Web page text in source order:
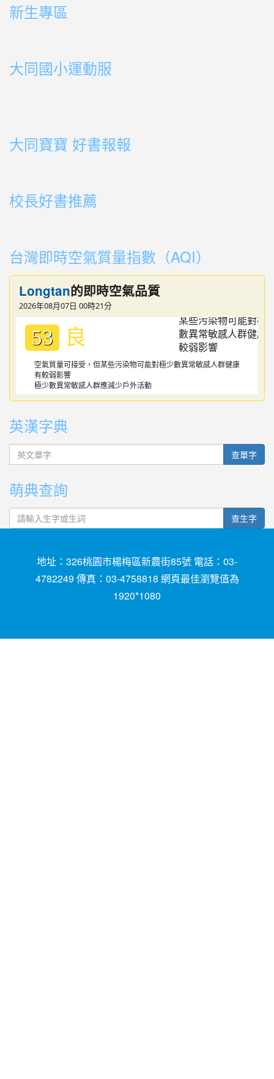
新生專區
大同國小運動服
大同寶寶 好書報報
校長好書推薦
台灣即時空氣質量指數（AQI）
Longtan的即時空氣品質
2026年08月07日 00時21分
53 良
空氣質量可接受，但某些污染物可能對極少數異常敏感人群健康
有較弱影響
極少數異常敏感人群應減少戶外活動
英漢字典
英文單字 查單字
萌典查詢
查生字
地址：326桃園市楊梅區新農街85號 電話：03-
4782249 傳真：03-4758818 網頁最佳瀏覽值為
1920*1080